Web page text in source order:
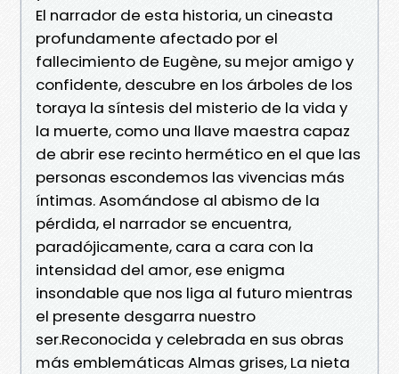
El narrador de esta historia, un cineasta
profundamente afectado por el
fallecimiento de Eugène, su mejor amigo y
confidente, descubre en los árboles de los
toraya la síntesis del misterio de la vida y
la muerte, como una llave maestra capaz
de abrir ese recinto hermético en el que las
personas escondemos las vivencias más
íntimas. Asomándose al abismo de la
pérdida, el narrador se encuentra,
paradójicamente, cara a cara con la
intensidad del amor, ese enigma
insondable que nos liga al futuro mientras
el presente desgarra nuestro
ser.Reconocida y celebrada en sus obras
más emblemáticas Almas grises, La nieta